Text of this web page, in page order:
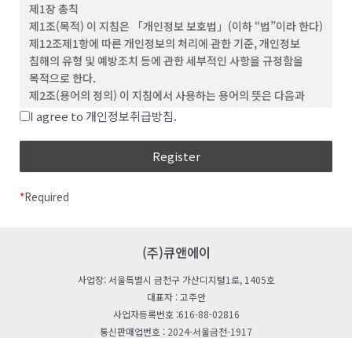
단체를 말합니다.
(4) “비회원”이라 함은 회원에 가입하지 않고 회사가
웹사이트에서 제공하는 서비스를 이용하는 자를 말합니다.
(5) “아이디(ID)”라 함은 회원의 식별과 서비스 이용을 위하여
회원이 정하고 회사가 승인하는 문자와 숫자의 조합을
의미합니다.
(6) ‘비밀번호’라 함은 회원이 부여 받은 ID와 일치된 회원임을
(7) ‘해지’라 함은 회사 또는 회원이 이용계약을 해약하는 것을
(2) 회사는 합리적인 사유가 발생할 경우 관련 법령에 위배되지
않는 범위 안에서 약관을 변경할 수 있으며, 변경된 약관은 본 조
제1항과 같이 회원에게 공지함으로써 효력을 발생합니다.
제 4 조 (약관 외 준칙)
제1장 총칙
제1조(목적) 이 지침은 「개인정보 보호법」(이하 “법”이라 한다)
제12조제1항에 따른 개인정보의 처리에 관한 기준, 개인정보
침해의 유형 및 예방조치 등에 관한 세부적인 사항을 규정함을
목적으로 한다.
제2조(용어의 정의) 이 지침에서 사용하는 용어의 뜻은 다음과
같다.
이용, 제공, 공개, 파기(破棄), 그 밖에 이와 유사한
“개인정보처리자”란 업무를 목적으로 법
모든 공공기관, 법인ㆍ단체, 개인 등을 말한다.
보호법 시행령」(이하 “영“이라 한다) 제2조에 따른
“친목단체”란 학교, 지역, 기업, 인터넷 커뮤니티 등을
I agree to 개인정보취급방침.
*Required
(주)큐앤에이
사업장: 서울특별시 금천구 가산디지털1로, 1405호
대표자 : 고주안
사업자등록번호 :616-88-02816
통신판매업번호 : 2024-서울금천-1917